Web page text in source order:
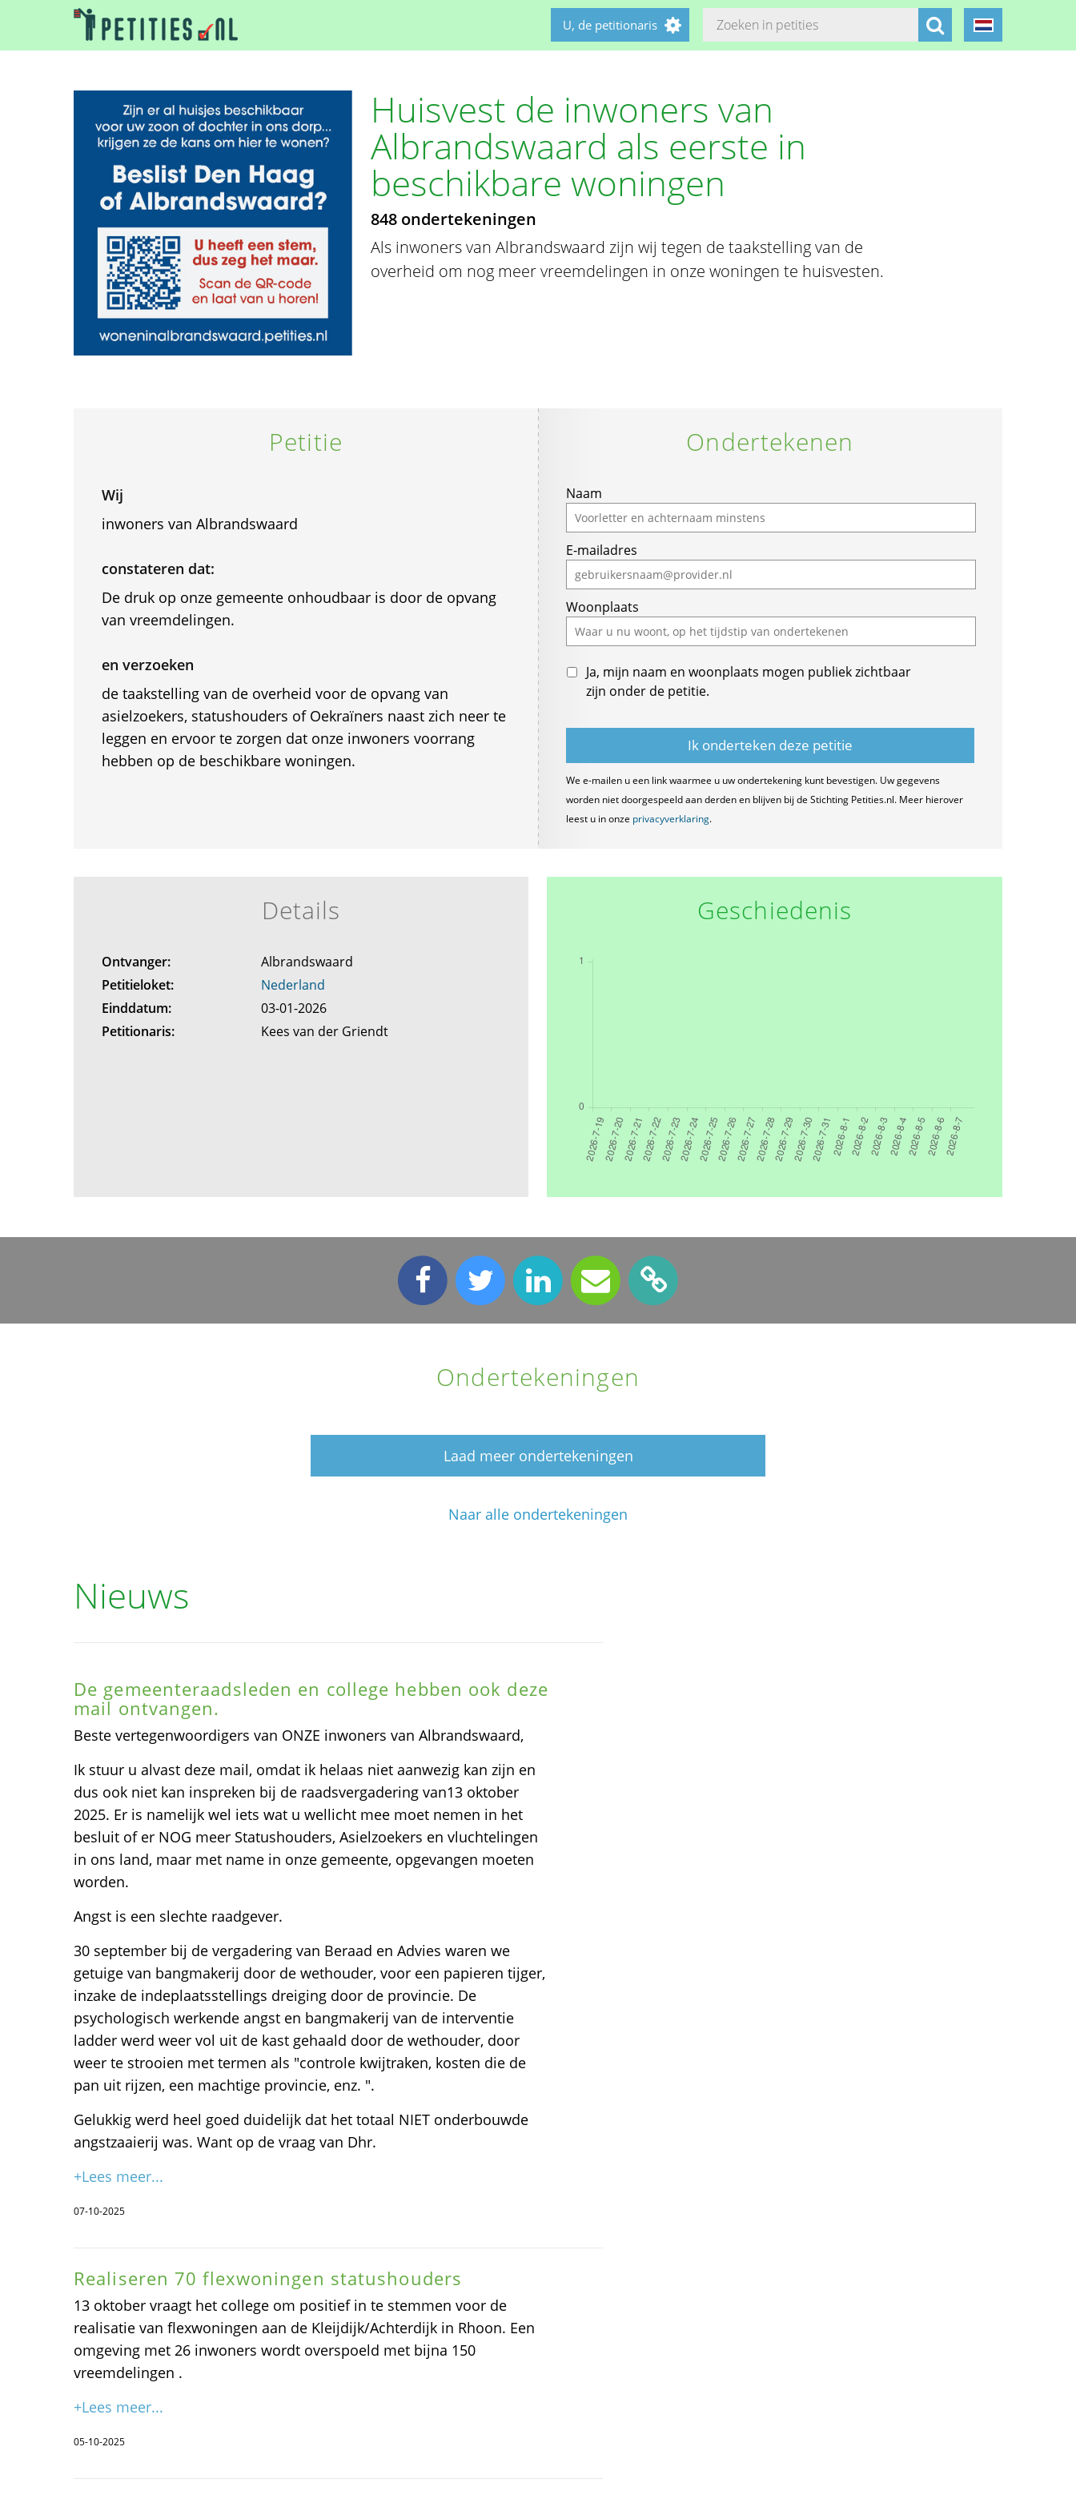
U, de petitionaris
Huisvest de inwoners van
Albrandswaard als eerste in
beschikbare woningen
848 ondertekeningen
Als inwoners van Albrandswaard zijn wij tegen de taakstelling van de
overheid om nog meer vreemdelingen in onze woningen te huisvesten.
Petitie
Wij
inwoners van Albrandswaard
constateren dat:
De druk op onze gemeente onhoudbaar is door de opvang
van vreemdelingen.
en verzoeken
de taakstelling van de overheid voor de opvang van
asielzoekers, statushouders of Oekraïners naast zich neer te
leggen en ervoor te zorgen dat onze inwoners voorrang
hebben op de beschikbare woningen.
Ondertekenen
Naam
E-mailadres
Woonplaats
Ja, mijn naam en woonplaats mogen publiek zichtbaar
zijn onder de petitie.
We e-mailen u een link waarmee u uw ondertekening kunt bevestigen. Uw gegevens
worden niet doorgespeeld aan derden en blijven bij de Stichting Petities.nl. Meer hierover
leest u in onze privacyverklaring.
Details
Ontvanger:
Albrandswaard
Petitieloket:
Nederland
Einddatum:
03-01-2026
Petitionaris:
Kees van der Griendt
Geschiedenis
Ondertekeningen
Laad meer ondertekeningen
Naar alle ondertekeningen
Nieuws
De gemeenteraadsleden en college hebben ook deze
mail ontvangen.
Beste vertegenwoordigers van ONZE inwoners van Albrandswaard,
Ik stuur u alvast deze mail, omdat ik helaas niet aanwezig kan zijn en
dus ook niet kan inspreken bij de raadsvergadering van13 oktober
2025. Er is namelijk wel iets wat u wellicht mee moet nemen in het
besluit of er NOG meer Statushouders, Asielzoekers en vluchtelingen
in ons land, maar met name in onze gemeente, opgevangen moeten
worden.
Angst is een slechte raadgever.
30 september bij de vergadering van Beraad en Advies waren we
getuige van bangmakerij door de wethouder, voor een papieren tijger,
inzake de indeplaatsstellings dreiging door de provincie. De
psychologisch werkende angst en bangmakerij van de interventie
ladder werd weer vol uit de kast gehaald door de wethouder, door
weer te strooien met termen als "controle kwijtraken, kosten die de
pan uit rijzen, een machtige provincie, enz. ".
Gelukkig werd heel goed duidelijk dat het totaal NIET onderbouwde
angstzaaierij was. Want op de vraag van Dhr.
+Lees meer...
07-10-2025
Realiseren 70 flexwoningen statushouders
13 oktober vraagt het college om positief in te stemmen voor de
realisatie van flexwoningen aan de Kleijdijk/Achterdijk in Rhoon. Een
omgeving met 26 inwoners wordt overspoeld met bijna 150
vreemdelingen .
+Lees meer...
05-10-2025